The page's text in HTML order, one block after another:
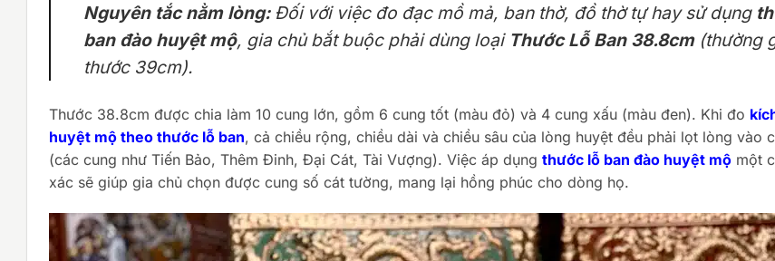
Nguyên tắc nằm lòng:Đối với việc đo đạc mồ mả, ban thờ, đồ thờ tự hay sử dụng
ban đào huyệt mộ, gia chủ bắt buộc phải dùng loại Thước Lỗ Ban 38.8cm(thường
thước 39cm).
Thước 38.8cm được chia làm 10 cung lớn, gồm 6 cung tốt (màu đỏ) và 4 cung xấu (màu đen). Khi đo
huyệt mộ theo thước lỗ ban, cả chiều rộng, chiều dài và chiều sâu của lòng huyệt đều phải lọt lòng vào
(các cung như Tiến Bảo, Thêm Đinh, Đại Cát, Tài Vượng). Việc áp dụng thước lỗ ban đào huyệt mộ một
xác sẽ giúp gia chủ chọn được cung số cát tường, mang lại hồng phúc cho dòng họ.